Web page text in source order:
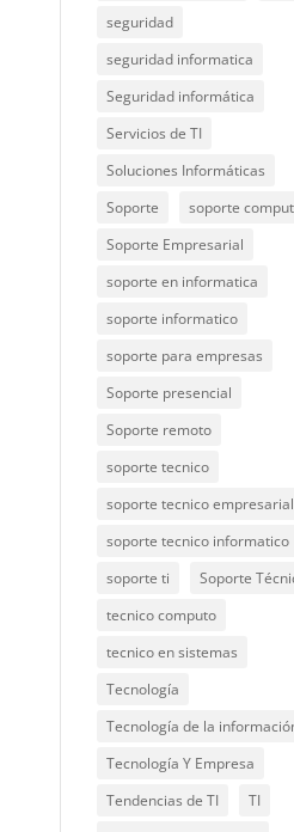
seguridad
seguridad informatica
Seguridad informática
Servicios de TI
Soluciones Informáticas
Soporte
soporte
Soporte Empresarial
soporte en informatica
soporte informatico
soporte para empresas
Soporte presencial
Soporte remoto
soporte tecnico
soporte tecnico empresarial
soporte tecnico informatico
soporte ti
Soporte
tecnico computo
tecnico en sistemas
Tecnología
Tecnología de la
Tecnología Y Empresa
Tendencias de TI
TI